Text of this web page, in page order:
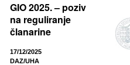
GIO 2025. – poziv
na reguliranje
članarine
17/12/2025
DAZ/UHA